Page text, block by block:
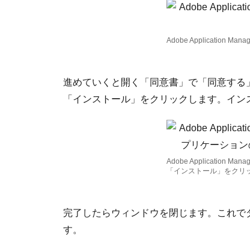
Adobe Application
進めていくと開く「同意書」で「同意す
「インストール」をクリックします。イン
Adobe Application
「インストール」をクリ
完了したらウィンドウを閉じます。これ
す。